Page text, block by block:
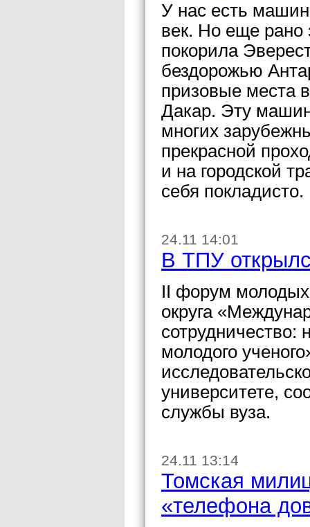
У нас есть
век. Но еще рано
покорила
бездорожью
призовые места
Дакар. Эту
многих
прекрасной
и на городской
себя покладисто.
24.11 14:01
В ТПУ
II форум молодых
округа
сотрудничество:
молодого
университете,
службы вуза.
24.11 13:14
Томская
«телефона